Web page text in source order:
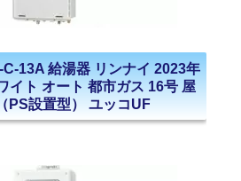
13A 給湯器 リンナイ 2023年
イト オート 都市ガス 16号 屋
PS設置型） ユッコUF